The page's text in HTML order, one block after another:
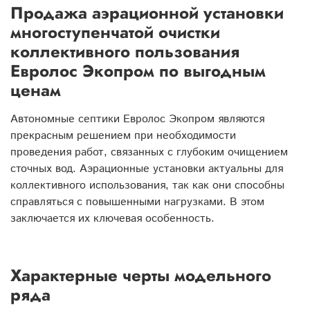
Продажа аэрационной установки
многоступенчатой очистки
коллективного пользования
Евролос Экопром по выгодным
ценам
Автономные септики Евролос Экопром являются
прекрасным решением при необходимости
проведения работ, связанных с глубоким очищением
сточных вод. Аэрационные установки актуальны для
коллективного использования, так как они способны
справляться с повышенными нагрузками. В этом
заключается их ключевая особенность.
Характерные черты модельного
ряда